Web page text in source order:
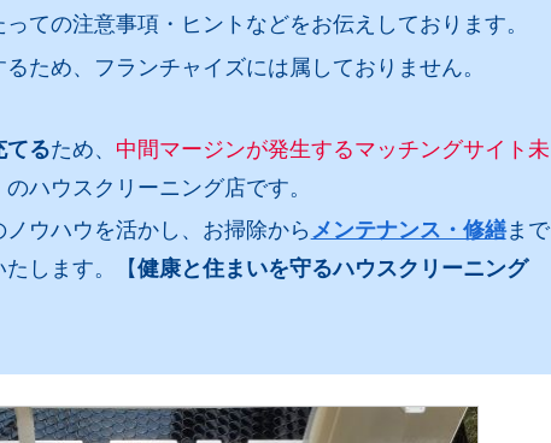
ての注意事項・ヒントなどをお伝えしております。
るため、フランチャイズには属しておりません。
てるため、 中間マージンが発生するマッチングサイト未
のハウスクリーニング店です。
ウハウを活かし、お掃除から メンテナンス・修繕まで
たします。【健康と住まいを守るハウスクリーニング